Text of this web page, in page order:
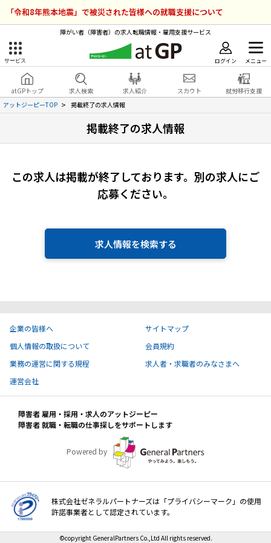
「令和8年熊本地震」で被災された皆様への就職支援について
障がい者（障害者）の求人転職情報・雇用支援サービス
サービス ログイン メニュー
atGPトップ 求人検索 求人紹介 スカウト
就労移行支援
アットジーピーTOP
掲載終了の求人情報
掲載終了の求人情報
この求人は掲載が終了しております。 別の求人にご
応募ください。
求人情報を検索する
企業の皆様へ
サイトマップ
個人情報の取扱について
会員規約
業務の運営に関する規程
求人者・求職者のみなさまへ
運営会社
障害者 雇用・採用・求人のアットジーピー
障害者 就職・転職の仕事探しをサポートします
Powered by
株式会社ゼネラルパートナーズは「プライバシーマーク」の使用
許諾事業者として認定されています。
©copyright GeneralPartners Co.,Ltd All rights reserved.
障害者雇用のアットジーピー
サービスラインナップ
就転職支援サービス
障害のある新卒学生専門の就職エージェントサービス
障害者専門の求人検索・スカウトサービス
障害別専門支援の就労移行支援サービス
ログイン 会員登録 無料
求人を紹介してもらう
スカウトを受ける
就職・転職ノウハウ
お問い合わせ・よくある質問
お問い合わせ
よくある質問
採用をお考えの企業様はこちら
メニューを閉じる